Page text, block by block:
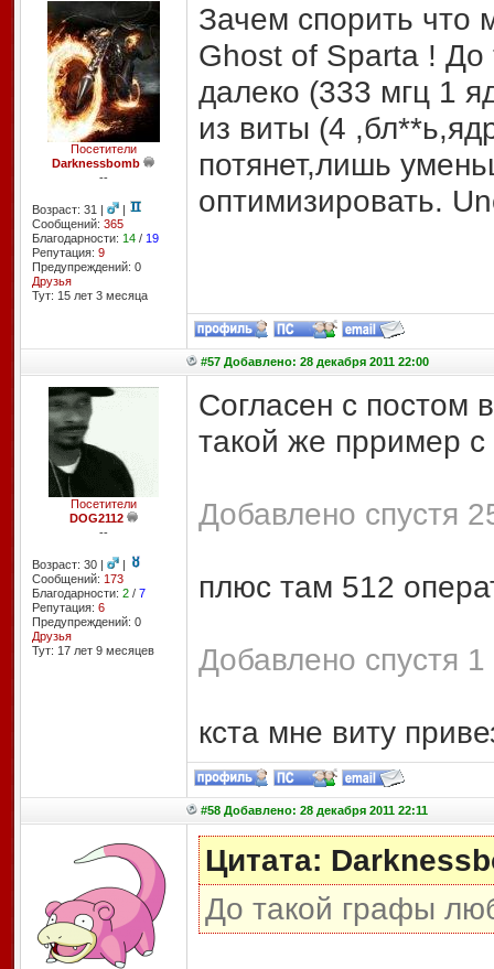
Посетители
Darknessbomb
--
Возраст: 31 |
|
Сообщений: 365
Благодарности: 14/ 19
Репутация: 9
Предупреждений: 0
Друзья
Тут: 15 лет 3 месяцa
Зачем спорить что
Ghost of Sparta !
далеко (333 мгц 1
из виты (4
потянет,лишь
оптимизировать.
#57 Добавлено: 28 декабря 2011 22:00
Посетители
DOG2112
--
Возраст: 30 |
|
Сообщений: 173
Благодарности: 2/ 7
Репутация: 6
Предупреждений: 0
Друзья
Тут: 17 лет 9 месяцев
Согласен с постом
такой же прример с
Добавлено спустя
плюс там 512
Добавлено спустя
кста мне виту
#58 Добавлено: 28 декабря 2011 22:11
Цитата:
До такой графы